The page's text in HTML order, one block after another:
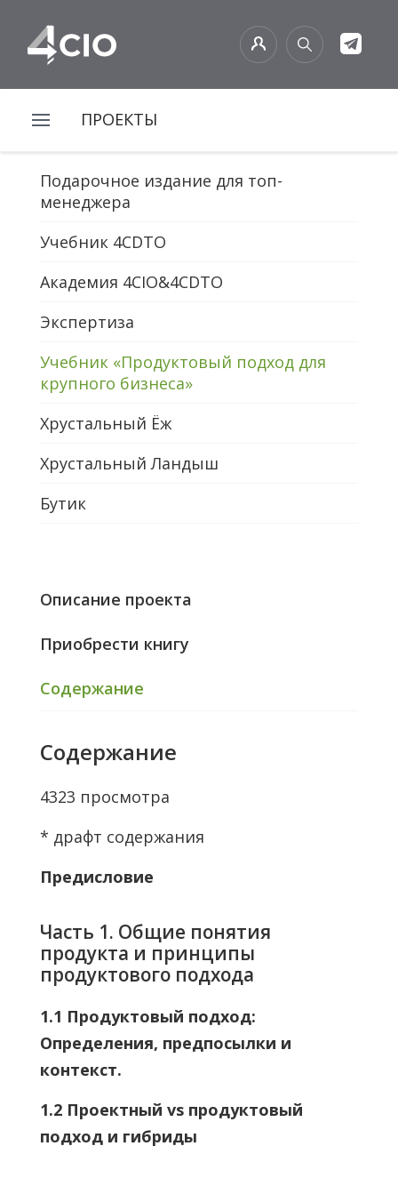
ПРОЕКТЫ
Подарочное издание для топ-
менеджера
Учебник 4CDTO
Академия 4CIO&4CDTO
Экспертиза
Учебник «Продуктовый подход для
крупного бизнеса»
Хрустальный Ёж
Хрустальный Ландыш
Бутик
Описание проекта
Приобрести книгу
Содержание
Содержание
4323 просмотра
* драфт содержания
Предисловие
Часть 1. Общие понятия
продукта и принципы
продуктового подхода
1.1 Продуктовый подход:
Определения, предпосылки и
контекст.
1.2 Проектный vs продуктовый
подход и гибриды